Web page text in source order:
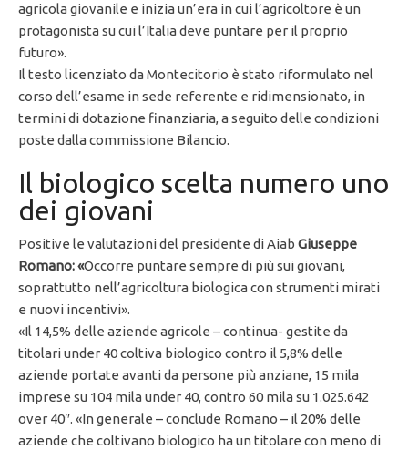
agricola giovanile e inizia un’era in cui l’agricoltore è un
protagonista su cui l’Italia deve puntare per il proprio
futuro».
Il testo licenziato da Montecitorio è stato riformulato nel
corso dell’esame in sede referente e ridimensionato, in
termini di dotazione finanziaria, a seguito delle condizioni
poste dalla commissione Bilancio.
Il biologico scelta numero uno
dei giovani
Positive le valutazioni del presidente di Aiab Giuseppe
Romano: «Occorre puntare sempre di più sui giovani,
soprattutto nell’agricoltura biologica con strumenti mirati
e nuovi incentivi».
«Il 14,5% delle aziende agricole – continua- gestite da
titolari under 40 coltiva biologico contro il 5,8% delle
aziende portate avanti da persone più anziane, 15 mila
imprese su 104 mila under 40, contro 60 mila su 1.025.642
over 40″. «In generale – conclude Romano – il 20% delle
aziende che coltivano biologico ha un titolare con meno di